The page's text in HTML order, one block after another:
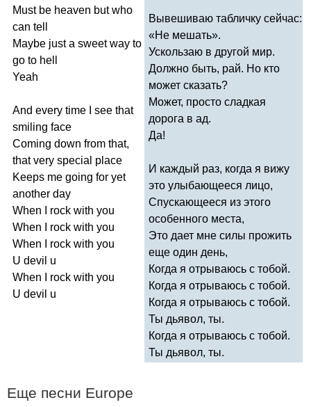
Must be heaven but who
can tell
Maybe just a sweet way to
go to hell
Yeah
And every time see that
smiling face
Coming down from that,
that very special place
Keeps me going for yet
another day
When
rock with you
When
rock with you
When
rock with you
U devil u
When
rock with you
U devil u
Вывешиваю табличку сейчас:
«Не мешать».
Ускользаю в другой мир.
Должно быть, рай. Но кто
может сказать?
Может, просто сладкая
дорога в ад.
Да!
И каждый раз, когда я вижу
это улыбающееся лицо,
Спускающееся из этого
особенного места,
Это дает мне силы прожить
еще один день,
Когда я отрываюсь с тобой.
Когда я отрываюсь с тобой.
Когда я отрываюсь с тобой.
Ты дьявол, ты.
Когда я отрываюсь с тобой.
Ты дьявол, ты.
Еще песни Europe